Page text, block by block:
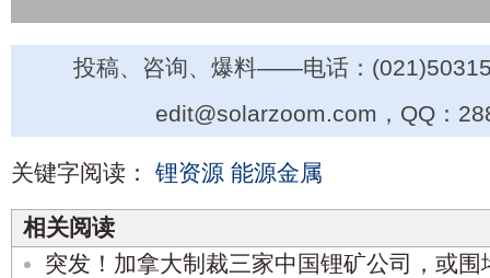
投稿、咨询、爆料——电话：
edit@solarzoom.com，QQ：
关键字阅读： 锂资源 能源金属
相关阅读
突发！加拿大制裁三家中国锂矿公司，或